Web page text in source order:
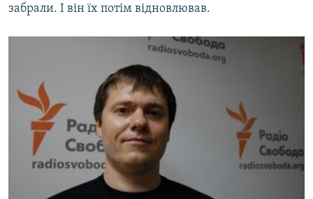
забрали. І він їх потім відновлював.